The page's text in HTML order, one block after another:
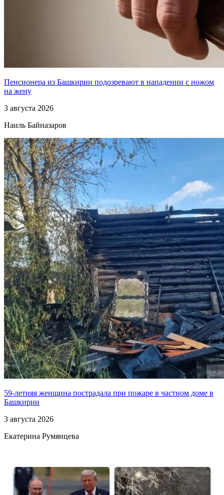
Пенсионера из Башкирии подозревают в нападении с ножом
на жену
3 августа 2026
Наиль Байназаров
59-летняя женщина пострадала при пожаре в частном доме в
Башкирии
3 августа 2026
Екатерина Румянцева